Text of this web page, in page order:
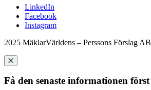
LinkedIn
Facebook
Instagram
2025 MäklarVärldens – Perssons Förslag AB
Få den senaste informationen först